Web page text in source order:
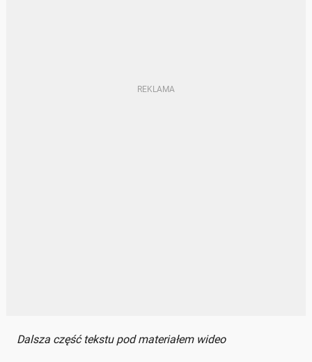
Dalsza część tekstu pod materiałem wideo